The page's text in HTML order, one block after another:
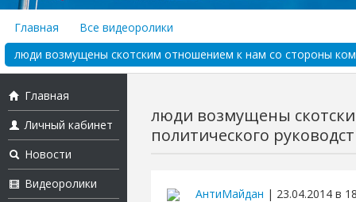
Главная
Все видеоролики
люди возмущены скотским отношением к нам со стороны
Главная
Личный кабинет
Новости
Видеоролики
люди возмущены
политического
АнтиМайдан | 23.04.2014 в